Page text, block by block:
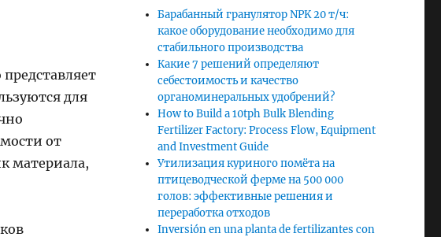
для
от
материала,
Барабанный гранулятор NPK 20 т/ч:
какое оборудование необходимо для
стабильного производства
Какие 7 решений определяют
себестоимость и качество
органоминеральных удобрений?
How to Build a 10tph Bulk Blending
Fertilizer Factory: Process Flow, Equipment
and Investment Guide
Утилизация куриного помёта на
птицеводческой ферме на 500 000
голов: эффективные решения и
переработка отходов
Inversión en una planta de fertilizantes con